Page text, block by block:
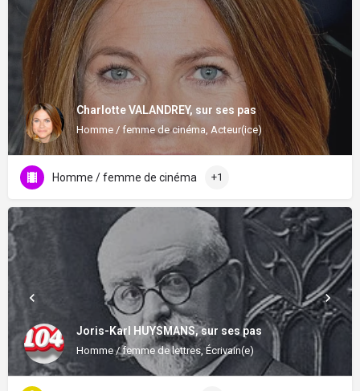
Charlotte VALANDREY, sur ses pas
Homme / femme de cinéma, Acteur(ice)
Homme / femme de cinéma +1
Joris-Karl HUYSMANS, sur ses pas
Homme / femme de lettres, Écrivain(e)